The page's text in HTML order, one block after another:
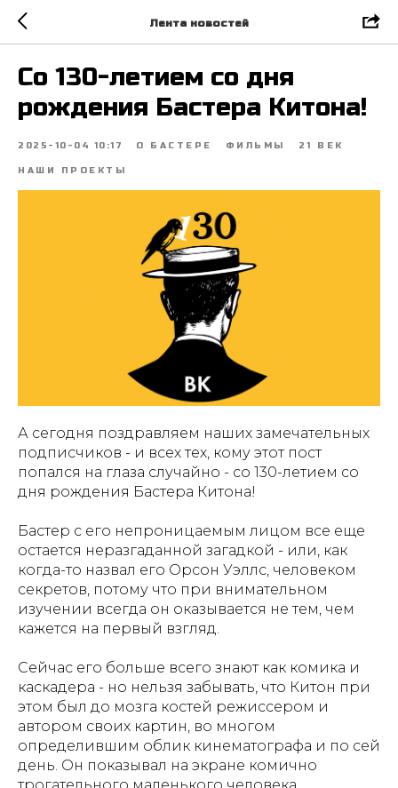
Лента новостей
Со 130-летием со дня
рождения Бастера Китона!
2025-10-04 10:17 О БАСТЕРЕ ФИЛЬМЫ 21 ВЕК
НАШИ ПРОЕКТЫ
А сегодня поздравляем наших замечательных
подписчиков - и всех тех, кому этот пост
попался на глаза случайно - со 130-летием со
дня рождения Бастера Китона!
Бастер с его непроницаемым лицом все еще
остается неразгаданной загадкой - или, как
когда-то назвал его Орсон Уэллс, человеком
секретов, потому что при внимательном
изучении всегда он оказывается не тем, чем
кажется на первый взгляд.
Сейчас его больше всего знают как комика и
каскадера - но нельзя забывать, что Китон при
этом был до мозга костей режиссером и
автором своих картин, во многом
определившим облик кинематографа и по сей
день. Он показывал на экране комично